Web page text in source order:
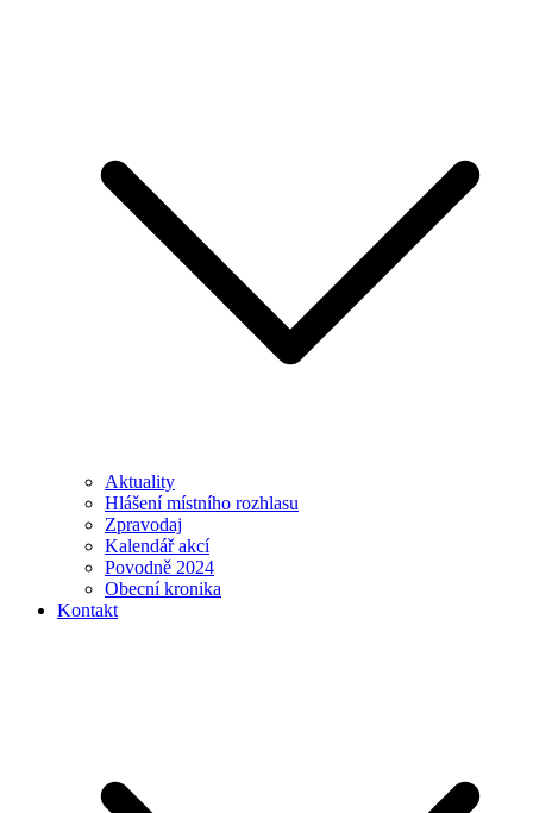
Aktuality
Hlášení místního rozhlasu
Zpravodaj
Kalendář akcí
Povodně 2024
Obecní kronika
Kontakt